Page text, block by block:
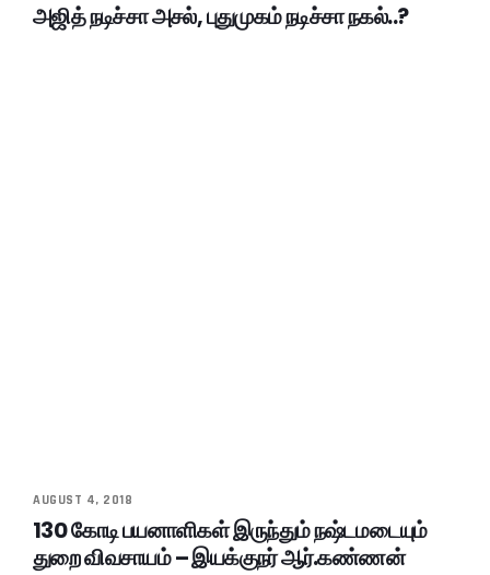
அஜித் நடிச்சா அசல், புதுமுகம் நடிச்சா நகல்..?
AUGUST 4, 2018
130 கோடி பயனாளிகள் இருந்தும் நஷ்டமடையும்
துறை விவசாயம் – இயக்குநர் ஆர்.கண்ணன்